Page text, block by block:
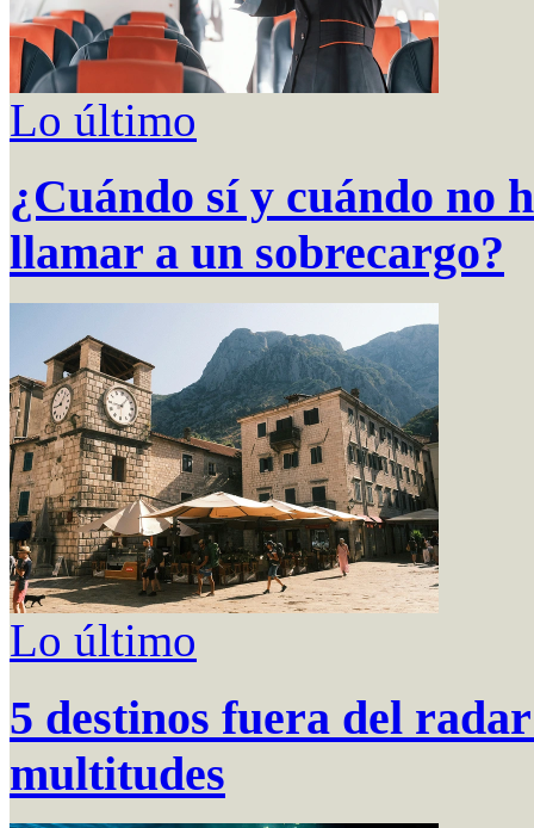
Lo último
¿Cuándo sí y cuándo no
llamar a un sobrecargo?
Lo último
5 destinos fuera del
multitudes